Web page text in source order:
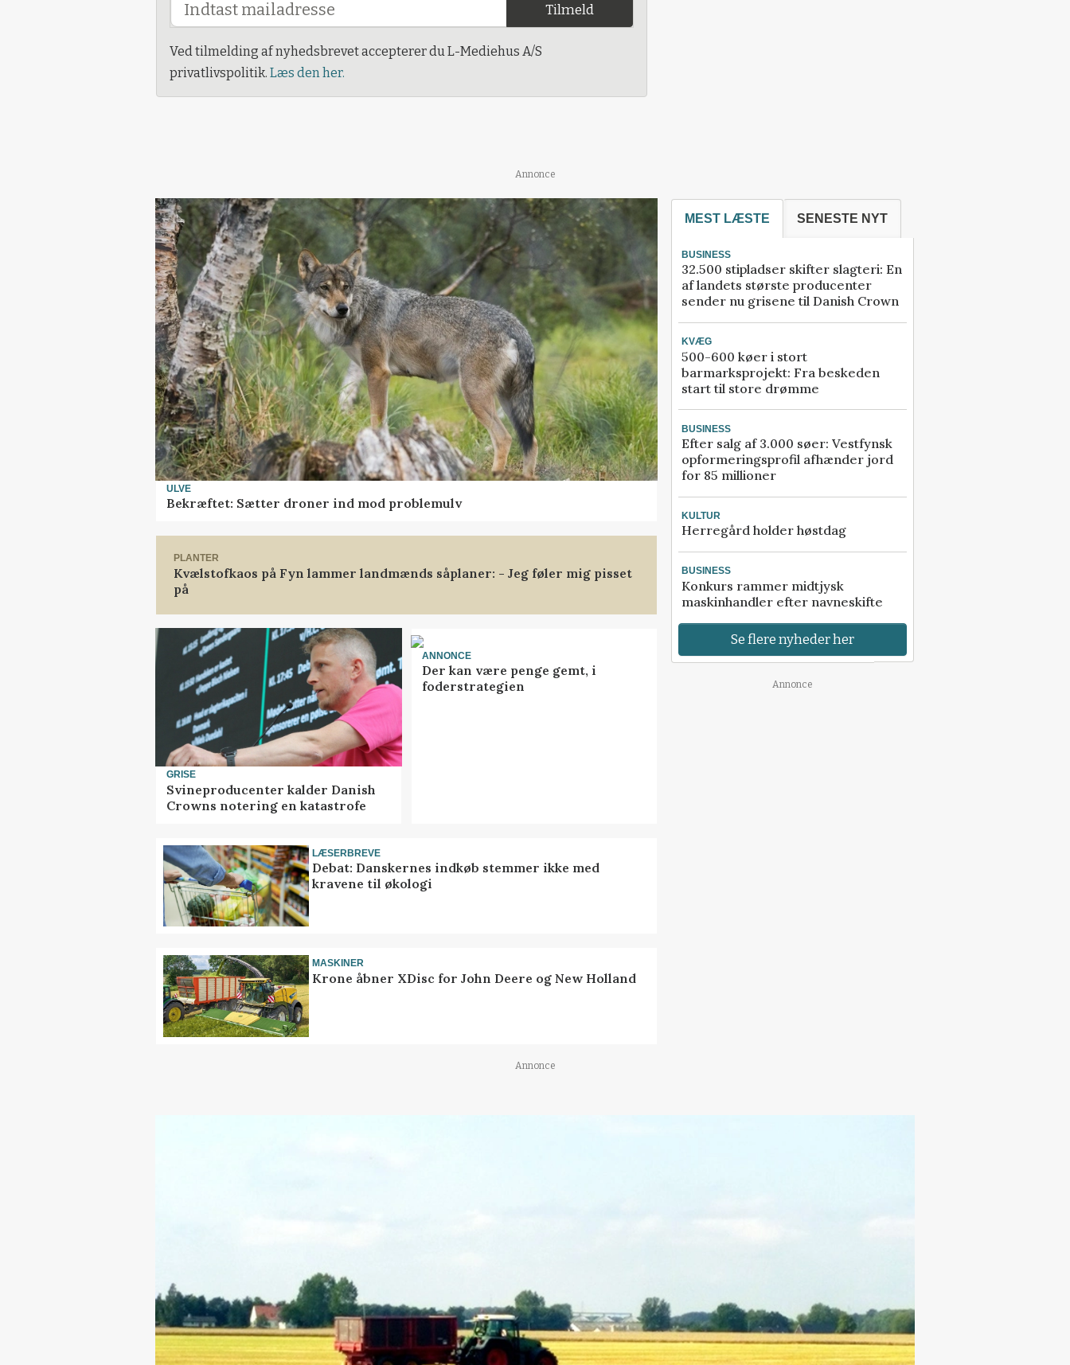
Tilmeld
Ved tilmelding af nyhedsbrevet accepterer du L-Mediehus A/S
privatlivspolitik. Læs den her.
Annonce
ULVE
Bekræftet: Sætter droner ind mod problemulv
PLANTER
Kvælstofkaos på Fyn lammer landmænds såplaner: - Jeg føler mig pisset
på
GRISE
Svineproducenter kalder Danish
Crowns notering en katastrofe
ANNONCE
Der kan være penge gemt, i
foderstrategien
LÆSERBREVE
Debat: Danskernes indkøb stemmer ikke med
kravene til økologi
MASKINER
Krone åbner XDisc for John Deere og New Holland
MEST LÆSTE SENESTE NYT
BUSINESS
32.500 stipladser skifter slagteri: En
af landets største producenter
sender nu grisene til Danish Crown
KVÆG
500-600 køer i stort
barmarksprojekt: Fra beskeden
start til store drømme
BUSINESS
Efter salg af 3.000 søer: Vestfynsk
opformeringsprofil afhænder jord
for 85 millioner
KULTUR
Herregård holder høstdag
BUSINESS
Konkurs rammer midtjysk
maskinhandler efter navneskifte
Se flere nyheder her
Annonce
Annonce